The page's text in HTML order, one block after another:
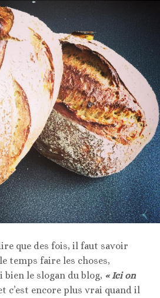
que des fois, il faut savoir
temps faire les choses,
le slogan du blog, « Ici on
c’est encore plus vrai quand il